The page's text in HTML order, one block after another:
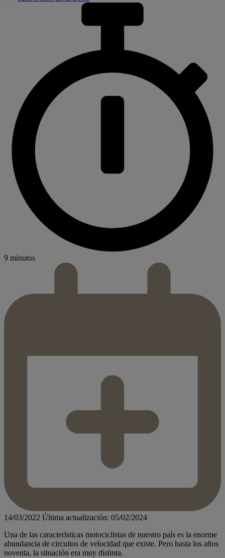
9 minutos
14/03/2022 Última actualización: 05/02/2024
Una de las características motociclistas de nuestro país es la enorme
abundancia de circuitos de velocidad que existe. Pero hasta los años
noventa, la situación era muy distinta.